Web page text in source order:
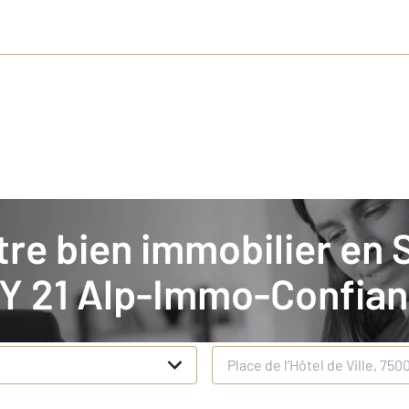
21 Alp-Immo-
votre bien en location
Adresse du bien à estimer *